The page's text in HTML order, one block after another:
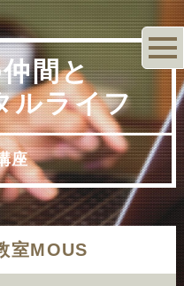
仲間と
ルライフ
座
室MOUS